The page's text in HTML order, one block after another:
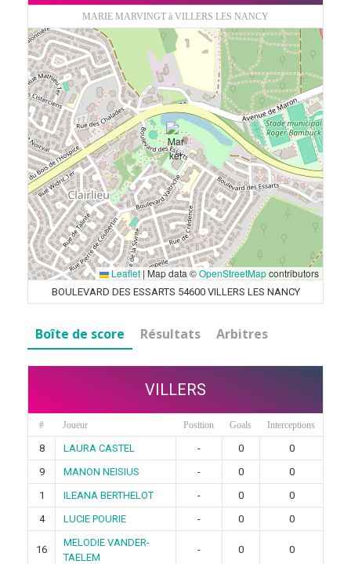
MARIE MARVINGT à VILLERS LES NANCY
Leaflet|Map data ©OpenStreetMapcontributors
BOULEVARD DES ESSARTS 54600 VILLERS LES NANCY
Boîte de score Résultats Arbitres
VILLERS
# Joueur Position Goals Interceptions
8 LAURA CASTEL - 0
0
9
MANON NEISIUS - 0
0
1
ILEANA BERTHELOT - 0
0
4
LUCIE POURIE - 0 0
16
MELODIE VANDER-
TAELEM
- 0 0